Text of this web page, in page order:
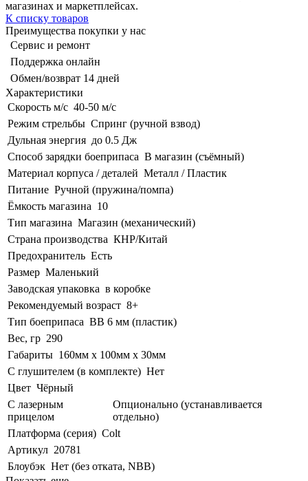
магазинах и маркетплейсах.
К списку товаров
Преимущества покупки у нас
Сервис и ремонт
Поддержка онлайн
Обмен/возврат 14 дней
Характеристики
Скорость м/с 40-50 м/с
Режим стрельбы Спринг (ручной взвод)
Дульная энергия до 0.5 Дж
Способ зарядки боеприпаса В магазин (съёмный)
Материал корпуса / деталей Металл / Пластик
Питание Ручной (пружина/помпа)
Ёмкость магазина 10
Тип магазина Магазин (механический)
Страна производства КНР/Китай
Предохранитель Есть
Размер Маленький
Заводская упаковка в коробке
Рекомендуемый возраст 8+
Тип боеприпаса BB 6 мм (пластик)
Вес, гр 290
Габариты 160мм х 100мм х 30мм
С глушителем (в комплекте) Нет
Цвет Чёрный
С лазерным
прицелом
Опционально (устанавливается
отдельно)
Платформа (серия) Colt
Артикул 20781
Блоубэк Нет (без отката, NBB)